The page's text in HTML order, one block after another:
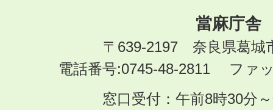
當麻庁舎
〒639-2197 奈良県葛城
電話番号:0745-48-2811 ファ
窓口受付：午前8時30分